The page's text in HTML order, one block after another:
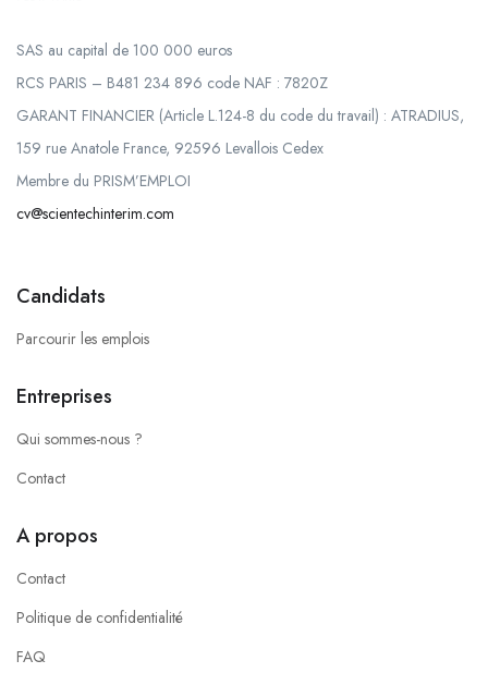
SAS au capital de 100 000 euros
RCS PARIS – B481 234 896 code NAF : 7820Z
GARANT FINANCIER (Article L.124-8 du code du travail) : ATRADIUS,
159 rue Anatole France, 92596 Levallois Cedex
Membre du PRISM’EMPLOI
cv@scientechinterim.com
Candidats
Parcourir les emplois
Entreprises
Qui sommes-nous ?
Contact
A propos
Contact
Politique de confidentialité
FAQ